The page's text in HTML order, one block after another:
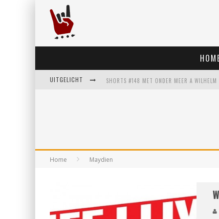
UITGELICHT
Home Maydien